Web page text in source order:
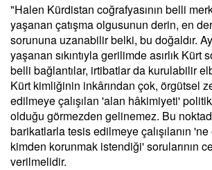
"Halen Kürdistan coğrafyasının belli
yaşanan çatışma olgusunun derin, en
sorununa uzanabilir belki, bu doğaldır.
yaşanan sıkıntıyla gerilimde asırlık Kürt
belli bağlantılar, irtibatlar da kurulabilir
Kürt kimliğinin inkârından çok, örgütsel
edilmeye çalışılan 'alan hâkimiyeti'
olduğu görmezden gelinemez. Bu
barikatlarla tesis edilmeye çalışılanın
kimden korunmak istendiği' sorularının
verilmelidir.